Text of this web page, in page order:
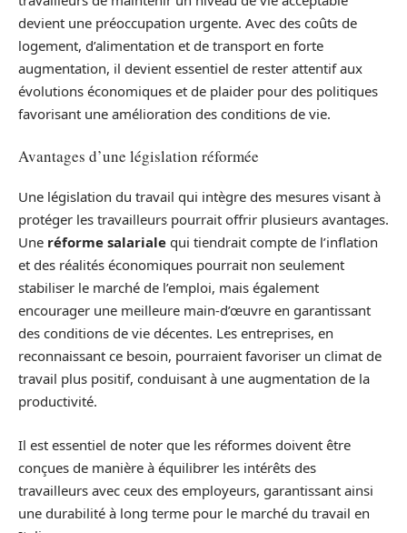
devient une préoccupation urgente. Avec des coûts de
logement, d’alimentation et de transport en forte
augmentation, il devient essentiel de rester attentif aux
évolutions économiques et de plaider pour des politiques
favorisant une amélioration des conditions de vie.
Avantages d’une législation réformée
Une législation du travail qui intègre des mesures visant à
protéger les travailleurs pourrait offrir plusieurs avantages.
Une réforme salariale qui tiendrait compte de l’inflation
et des réalités économiques pourrait non seulement
stabiliser le marché de l’emploi, mais également
encourager une meilleure main-d’œuvre en garantissant
des conditions de vie décentes. Les entreprises, en
reconnaissant ce besoin, pourraient favoriser un climat de
travail plus positif, conduisant à une augmentation de la
productivité.
Il est essentiel de noter que les réformes doivent être
conçues de manière à équilibrer les intérêts des
travailleurs avec ceux des employeurs, garantissant ainsi
une durabilité à long terme pour le marché du travail en